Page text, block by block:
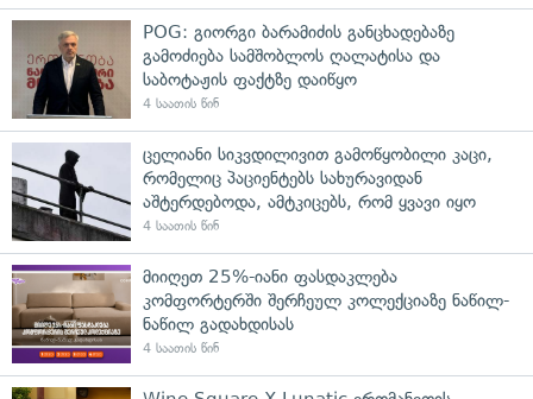
POG: გიორგი ბარამიძის განცხადებაზე
გამოძიება სამშობლოს ღალატისა და
საბოტაჟის ფაქტზე დაიწყო
4 საათის წინ
ცელიანი სიკვდილივით გამოწყობილი კაცი,
რომელიც პაციენტებს სახურავიდან
აშტერდებოდა, ამტკიცებს, რომ ყვავი იყო
4 საათის წინ
მიიღეთ 25%-იანი ფასდაკლება
კომფორტერში შერჩეულ კოლექციაზე ნაწილ-
ნაწილ გადახდისას
4 საათის წინ